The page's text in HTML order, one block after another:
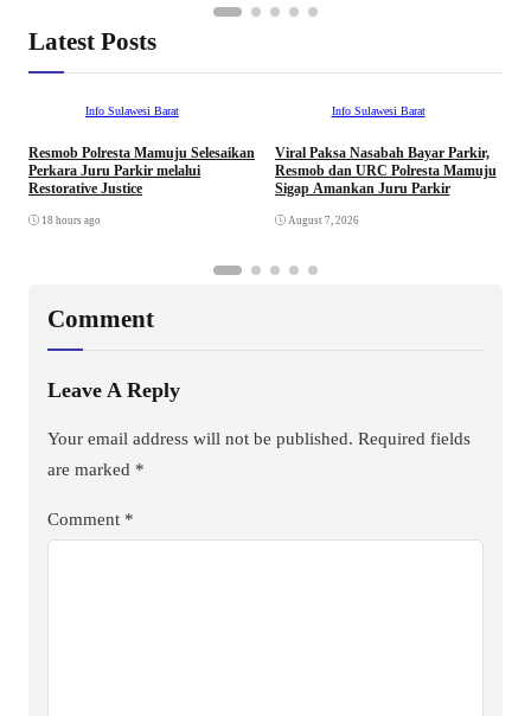
Latest Posts
Info Sulawesi Barat
Resmob Polresta Mamuju Selesaikan
Perkara Juru Parkir melalui
Restorative Justice
18 hours ago
Info Sulawesi Barat
Viral Paksa Nasabah Bayar Parkir,
Resmob dan URC Polresta Mamuju
Sigap Amankan Juru Parkir
August 7, 2026
Comment
Leave A Reply
Your email address will not be published. Required fields
are marked *
Comment *